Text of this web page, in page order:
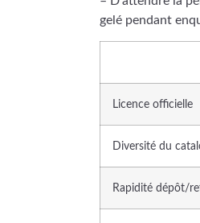
gelé pendant
Licence officielle
Diversité du
Rapidité dépôt/